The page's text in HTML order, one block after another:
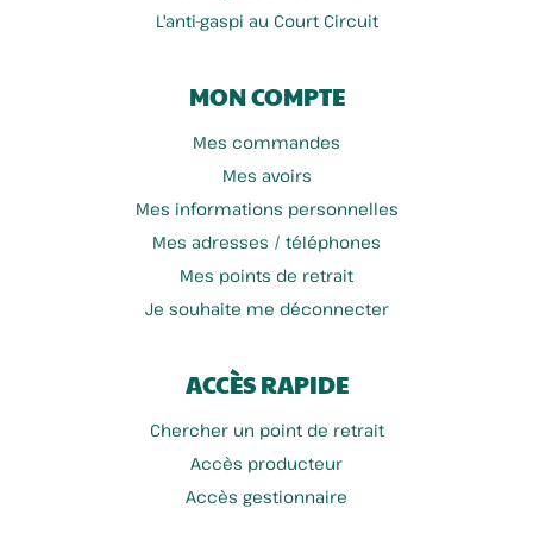
L'anti-gaspi au Court Circuit
MON COMPTE
Mes commandes
Mes avoirs
Mes informations personnelles
Mes adresses / téléphones
Mes points de retrait
Je souhaite me déconnecter
ACCÈS RAPIDE
Chercher un point de retrait
Accès producteur
Accès gestionnaire